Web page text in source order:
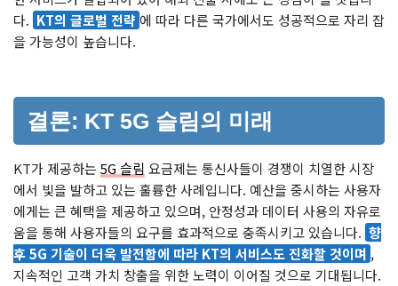
다. KT의 글로벌 전략 에 따라 다른 국가에서도 성공적으로 자리 잡
을 가능성이 높습니다.
결론: KT 5G 슬림의 미래
KT가 제공하는 5G 슬림 요금제는 통신사들이 경쟁이 치열한 시장
에서 빛을 발하고 있는 훌륭한 사례입니다. 예산을 중시하는 사용자
에게는 큰 혜택을 제공하고 있으며, 안정성과 데이터 사용의 자유로
움을 통해 사용자들의 요구를 효과적으로 충족시키고 있습니다. 향
후 5G 기술이 더욱 발전함에 따라 KT의 서비스도 진화할 것이며 ,
지속적인 고객 가치 창출을 위한 노력이 이어질 것으로 기대됩니다.